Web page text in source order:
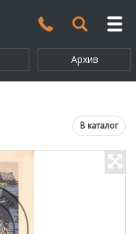
Архив
В каталог